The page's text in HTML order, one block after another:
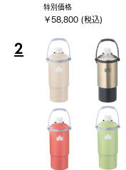
特別価格
￥58,800 (税込)
2